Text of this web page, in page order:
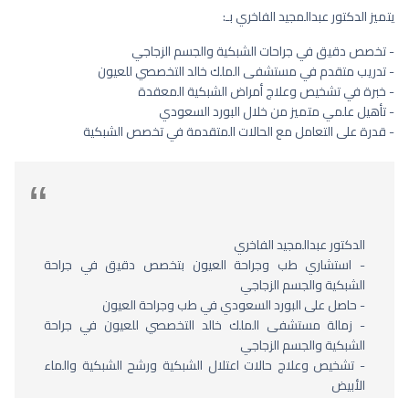
يتميز الدكتور عبدالمجيد الفاخري بـ:
- تخصص دقيق في جراحات الشبكية والجسم الزجاجي
- تدريب متقدم في مستشفى الملك خالد التخصصي للعيون
- خبرة في تشخيص وعلاج أمراض الشبكية المعقدة
- تأهيل علمي متميز من خلال البورد السعودي
- قدرة على التعامل مع الحالات المتقدمة في تخصص الشبكية
الدكتور عبدالمجيد الفاخري
- استشاري طب وجراحة العيون بتخصص دقيق في جراحة
الشبكية والجسم الزجاجي
- حاصل على البورد السعودي في طب وجراحة العيون
- زمالة مستشفى الملك خالد التخصصي للعيون في جراحة
الشبكية والجسم الزجاجي
- تشخيص وعلاج حالات اعتلال الشبكية ورشح الشبكية والماء
الأبيض